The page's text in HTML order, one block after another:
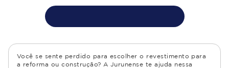
Você se sente perdido para escolher o revestimento para
a reforma ou construção? A Jurunense te ajuda nessa